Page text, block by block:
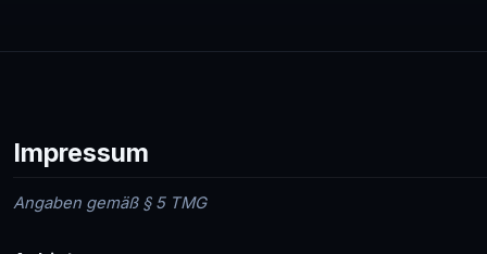
Impressum
Angaben gemäß § 5 TMG